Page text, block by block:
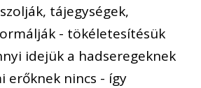
tájegységek,
- tökéletesítésük
idejük a hadseregeknek
erőknek nincs - így